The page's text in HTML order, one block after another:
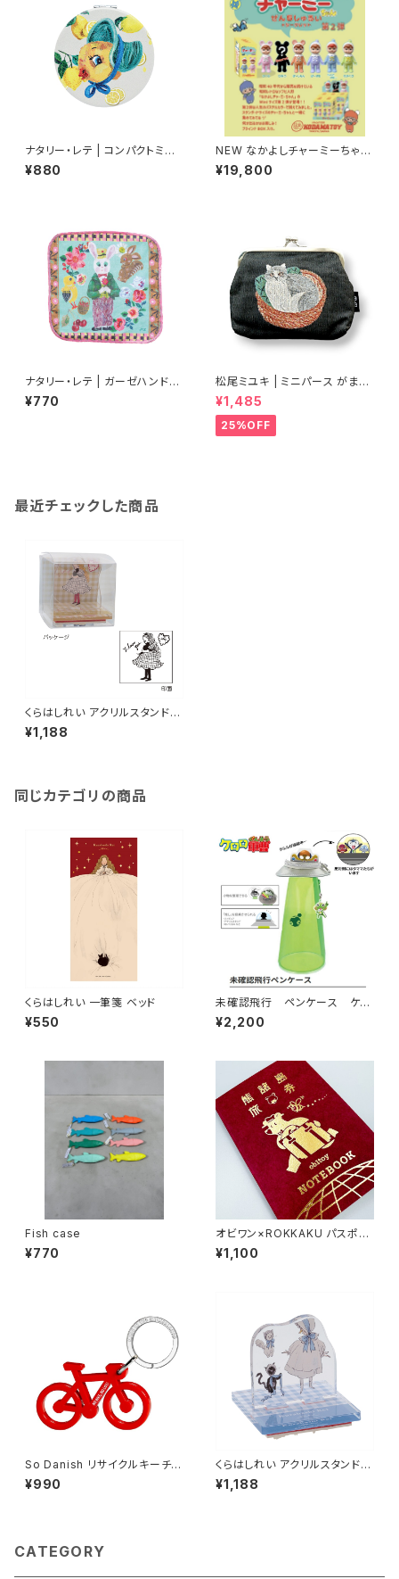
ナタリー・レテ | コンパクトミラ
ー ひよこ | Compact mirror
Chick
¥880
NEW なかよしチャーミーちゃん
Mini第2弾（全5色＋シークレッ
ト）（ソフビ人形 フィギュア）
¥19,800
ナタリー・レテ | ガーゼハンドタ
オル ガーデナーラビット | Gauz
e Hand Towel Gardener ra
¥770
松尾ミユキ | ミニパース がま口
ポーチ ブラック | Mini Purse
black
¥1,485
25%OFF
最近チェックした商品
くらはしれい アクリルスタンドス
タンプ/YE
¥1,188
同じカテゴリの商品
くらはしれい 一筆箋 ベッド
¥550
未確認飛行 ペンケース ケロ
ロ軍曹
¥2,200
Fish case
¥770
オビワン×ROKKAKU パスポー
ト風ノート
¥1,100
So Danish リサイクルキーチェ
ーン (バイク)
¥990
くらはしれい アクリルスタンドス
タンプ/BU
¥1,188
CATEGORY